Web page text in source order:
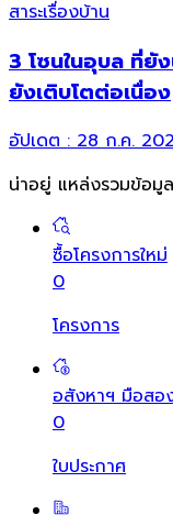
สาระเรื่องบ้าน
3 โซนในอุบล ที่ยั
ยังเติบโตต่อเนื่อง
อัปเดต :28 ก.ค.
น่าอยู่ แหล่งรวมข้อมูล
ซื้อโครงการใหม่
0
โครงการ
อสังหาฯ มือสอ
0
ใบประกาศ